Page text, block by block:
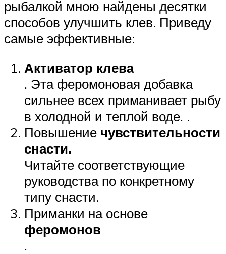
рыбалкой мною найдены десятки
способов улучшить клев. Приведу
самые эффективные:
Активатор клева
. Эта феромоновая добавка
сильнее всех приманивает рыбу
в холодной и теплой воде. .
Повышение чувствительности
снасти.
Читайте соответствующие
руководства по конкретному
типу снасти.
Приманки на основе
феромонов
.